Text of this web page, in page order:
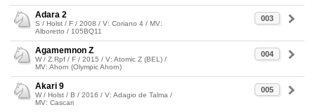
003
Adara 2
S / Holst / F / 2008 / V: Coriano 4 / MV:
Alboretto / 105BQ11
004
Agamemnon Z
W / Z.Rpf / F / 2015 / V: Atomic Z (BEL) /
MV: Ahorn (Olympic Ahorn)
005
Akari 9
W / Holst / B / 2016 / V: Adagio de Talma /
MV: Cascari